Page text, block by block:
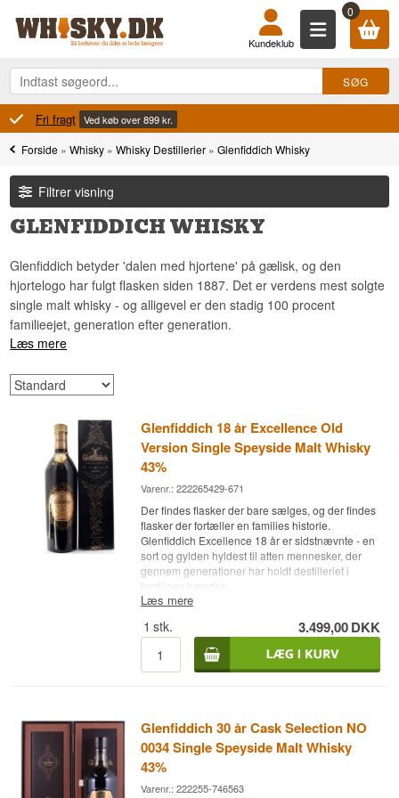
0
Kundeklub
100% Danskejet Ejet og drevet i Danmark
Forside »Whisky »Whisky Destillerier »Glenfiddich Whisky
Filtrer visning
GLENFIDDICH WHISKY
Glenfiddich betyder 'dalen med hjortene' på gælisk, og den
hjortelogo har fulgt flasken siden 1887. Det er verdens mest solgte
single malt whisky - og alligevel er den stadig 100 procent
familieejet, generation efter generation.
Læs mere
Glenfiddich 18 år Excellence Old
Version Single Speyside Malt Whisky
43%
Varenr.: 222265429-671
Der findes flasker der bare sælges, og der findes
flasker der fortæller en families historie.
Glenfiddich Excellence 18 år er sidstnævnte - en
sort og gylden hyldest til atten mennesker, der
gennem generationer har holdt destilleriet i
familiens hænder.
Det er whisky som håndværk og arv i én og
Ekspertens beskrivelse
Glenfiddich Excellence 18 år er en Speyside
Flasken er en udgået aftapning fra Glenfiddich,
som ikke længere indgår i destilleriets faste
sortiment. Etiketten kalder whiskyen "Pure Malt" -
en betegnelse, der stammer fra en tid før "Single
Malt" blev den gængse term i whiskyverdenen,
Læs mere
1 stk. 3.499,00DKK
Glenfiddich 30 år Cask Selection NO
0034 Single Speyside Malt Whisky
43%
Varenr.: 222255-746563